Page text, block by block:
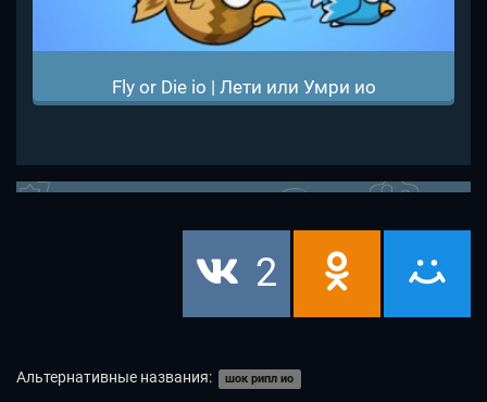
Fly or Die io | Лети или Умри ио
2
Альтернативные названия: шок рипл ио